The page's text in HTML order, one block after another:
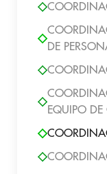
DE
EQUIPO